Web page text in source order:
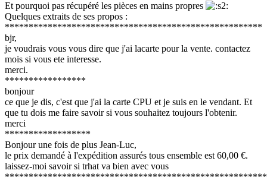
Et pourquoi pas récupéré les pièces en mains propres
Quelques extraits de ses propos :
******************************************************
bjr,
je voudrais vous vous dire que j'ai lacarte pour la vente. contactez
mois si vous ete interesse.
merci.
*****************
bonjour
ce que je dis, c'est que j'ai la carte CPU et je suis en le vendant. Et
que tu dois me faire savoir si vous souhaitez toujours l'obtenir.
merci
******************
Bonjour une fois de plus Jean-Luc,
le prix demandé à l'expédition assurés tous ensemble est 60,00 €.
laissez-moi savoir si trhat va bien avec vous